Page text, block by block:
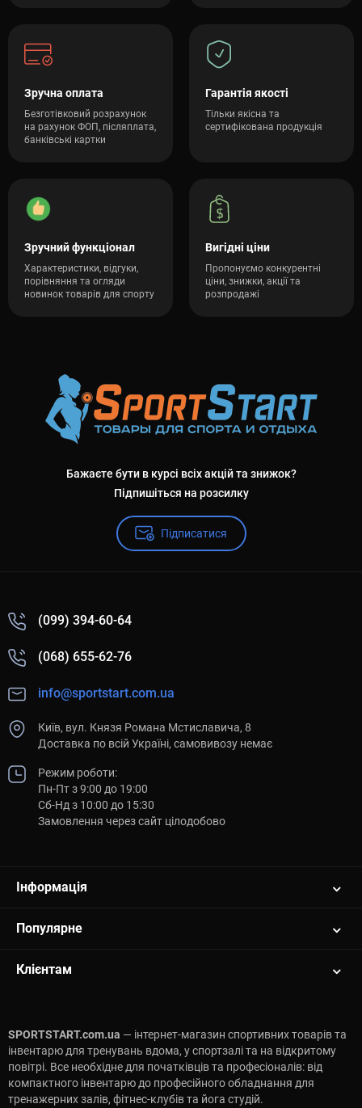
Зручна оплата
Безготівковий розрахунок
на рахунок ФОП, післяплата,
банківські картки
Гарантія якості
Тільки якісна та
сертифікована продукція
Зручний функціонал
Характеристики, відгуки,
порівняння та огляди
новинок товарів для спорту
Вигідні ціни
Пропонуємо конкурентні
ціни, знижки, акції та
розпродажі
Бажаєте бути в курсі всіх акцій та знижок?
Підпишіться на розсилку
Підписатися
(099) 394-60-64
(068) 655-62-76
info@sportstart.com.ua
Київ, вул. Князя Романа Мстиславича, 8
Доставка по всій Україні, самовивозу немає
Режим роботи:
Пн-Пт з 9:00 до 19:00
Сб-Нд з 10:00 до 15:30
Замовлення через сайт цілодобово
Інформація
Популярне
Клієнтам
SPORTSTART.com.ua — інтернет-магазин спортивних товарів та
інвентарю для тренувань вдома, у спортзалі та на відкритому
повітрі. Все необхідне для початківців та професіоналів: від
компактного інвентарю до професійного обладнання для
тренажерних залів, фітнес-клубів та йога студій.